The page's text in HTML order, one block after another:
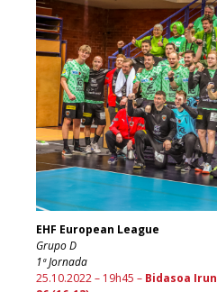
EHF European League
Grupo D
1ª Jornada
25.10.2022 – 19h45 – Bidasoa Irun